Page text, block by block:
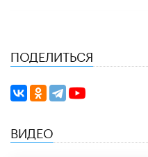
ПОДЕЛИТЬСЯ
ВИДЕО